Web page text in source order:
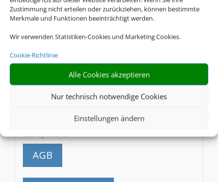
Zustimmung nicht erteilen oder zurückziehen, können bestimmte
Merkmale und Funktionen beeinträchtigt werden.
Wir verwenden Statistiken-Cookies und Marketing Cookies.
Cookie-Richtlinie
Alle Cookies akzeptieren
Nur technisch notwendige Cookies
Einstellungen ändern
Caribbean Airlines
Online Check-In
Gepäck
Cathay Pacific
AGB